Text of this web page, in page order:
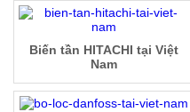
Biến tần HITACHI tại Việt
Nam